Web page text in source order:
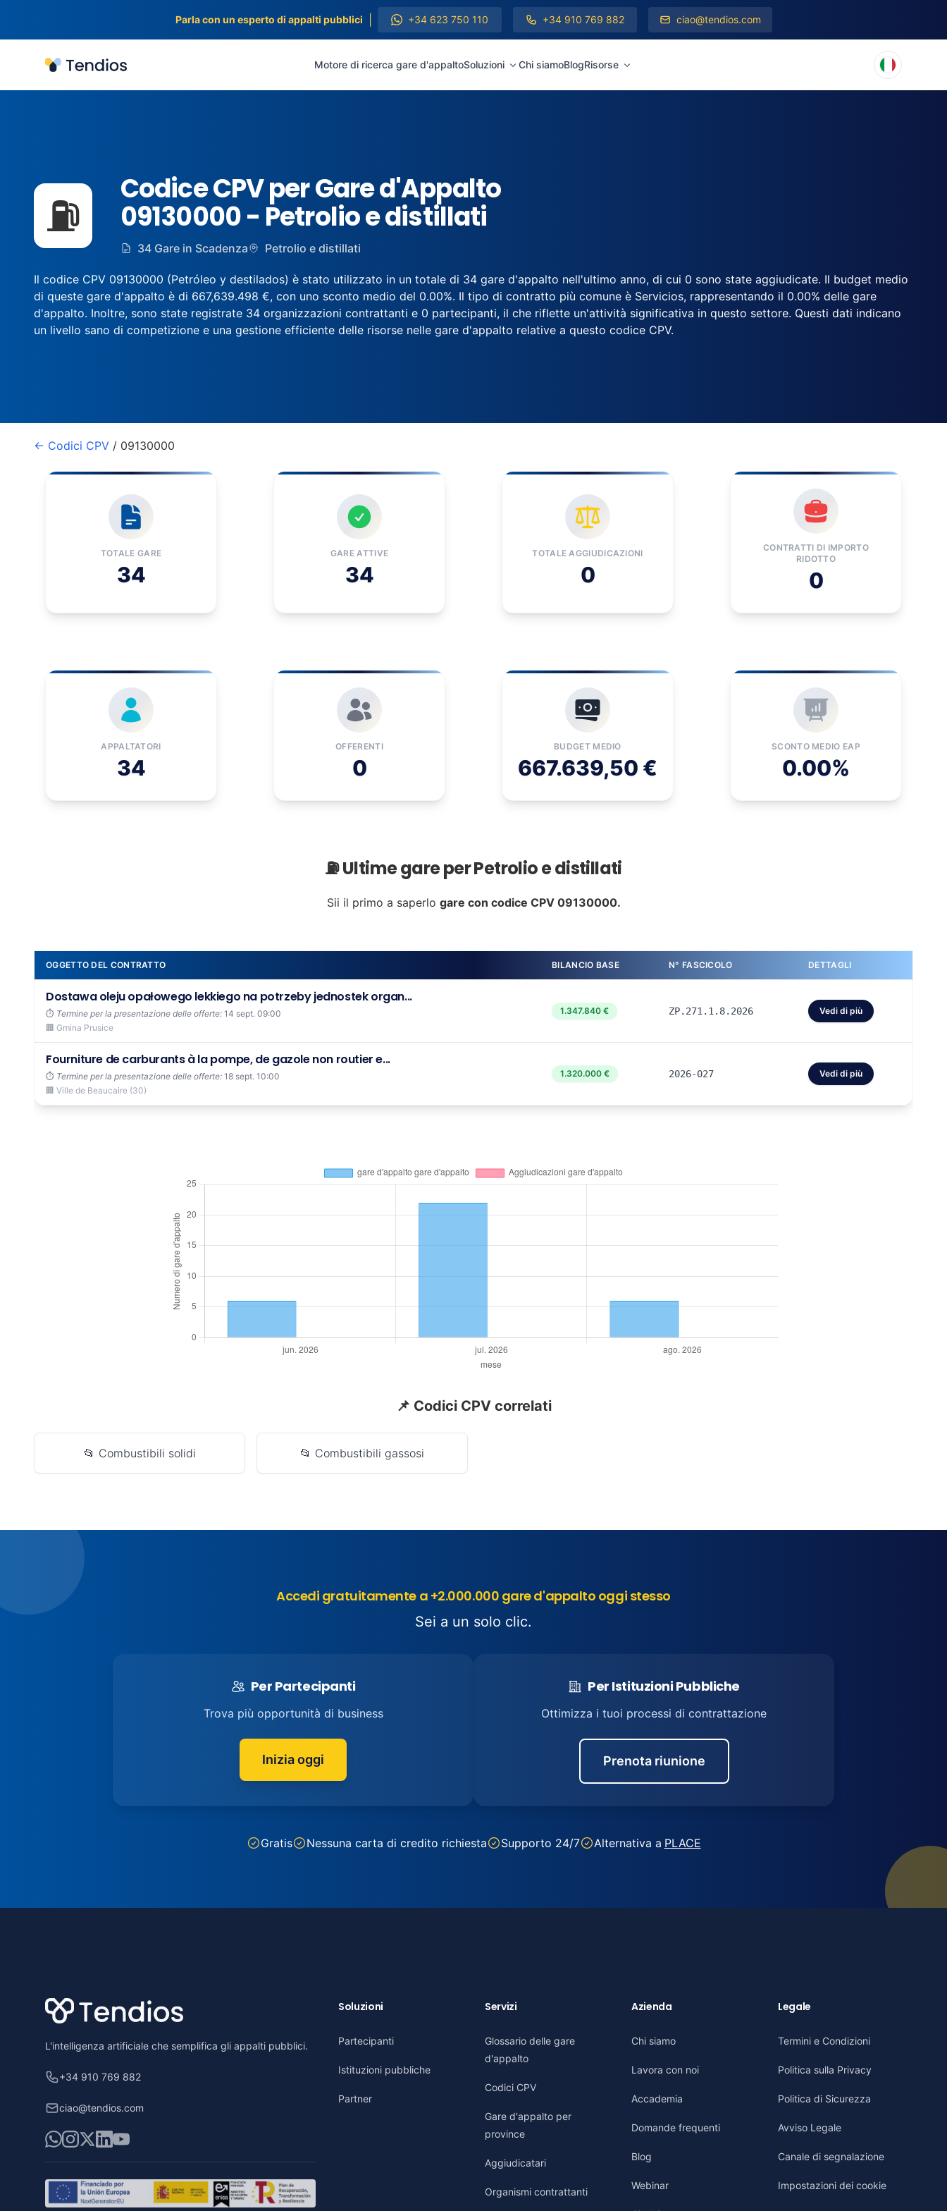
Parla con un esperto di appalti pubblici +34 623 750 110 +34 910 769 882 ciao@tendios.com
Tendios Motore di ricerca gare d'appaltoSoluzioni Chi siamoBlogRisorse
⛽
Codice CPV per Gare d'Appalto
09130000 - Petrolio e distillati
34 Gare in Scadenza Petrolio e distillati
Il codice CPV 09130000 (Petróleo y destilados) è stato utilizzato in un totale di 34 gare d'appalto nell'ultimo anno, di cui 0 sono state aggiudicate. Il budget medio
di queste gare d'appalto è di 667,639.498 €, con uno sconto medio del 0.00%. Il tipo di contratto più comune è Servicios, rappresentando il 0.00% delle gare
d'appalto. Inoltre, sono state registrate 34 organizzazioni contrattanti e 0 partecipanti, il che riflette un'attività significativa in questo settore. Questi dati indicano
un livello sano di competizione e una gestione efficiente delle risorse nelle gare d'appalto relative a questo codice CPV.
← Codici CPV / 09130000
TOTALE GARE
34
GARE ATTIVE
34
TOTALE AGGIUDICAZIONI
0
CONTRATTI DI IMPORTO
RIDOTTO
0
APPALTATORI
34
OFFERENTI
0
BUDGET MEDIO
667.639,50 €
SCONTO MEDIO EAP
0.00%
⛽ Ultime gare per Petrolio e distillati
Sii il primo a saperlo gare con codice CPV 09130000.
OGGETTO DEL CONTRATTO BILANCIO BASE N° FASCICOLO DETTAGLI
Dostawa oleju opałowego lekkiego na potrzeby jednostek organ...
⏱️ Termine per la presentazione delle offerte: 14 sept. 09:00
🏢 Gmina Prusice
1.347.840 € ZP.271.1.8.2026 Vedi di più
Fourniture de carburants à la pompe, de gazole non routier e...
⏱️ Termine per la presentazione delle offerte: 18 sept. 10:00
🏢 Ville de Beaucaire (30)
1.320.000 € 2026-027 Vedi di più
📌 Codici CPV correlati
📂 Combustibili solidi 📂 Combustibili gassosi
Accedi gratuitamente a +2.000.000 gare d'appalto oggi stesso
Sei a un solo clic.
Per Partecipanti
Trova più opportunità di business
Inizia oggi
Per Istituzioni Pubbliche
Ottimizza i tuoi processi di contrattazione
Prenota riunione
Gratis Nessuna carta di credito richiesta Supporto 24/7 Alternativa a PLACE
L'intelligenza artificiale che semplifica gli appalti pubblici.
+34 910 769 882
ciao@tendios.com
WhatsApp
Instagram
X LinkedIn
YouTube
Soluzioni
Partecipanti
Istituzioni pubbliche
Partner
Servizi
Glossario delle gare
d'appalto
Codici CPV
Gare d'appalto per
province
Aggiudicatari
Organismi contrattanti
Azienda
Chi siamo
Lavora con noi
Accademia
Domande frequenti
Blog
Webinar
Legale
Termini e Condizioni
Politica sulla Privacy
Politica di Sicurezza
Avviso Legale
Canale di segnalazione
Impostazioni dei cookie